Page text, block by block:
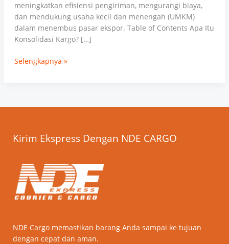
meningkatkan efisiensi pengiriman, mengurangi biaya,
dan mendukung usaha kecil dan menengah (UMKM)
dalam menembus pasar ekspor. Table of Contents Apa Itu
Konsolidasi Kargo? […]
Selengkapnya »
Kirim Ekspress Dengan NDE CARGO
NDE Cargo memastikan barang Anda sampai ke tujuan
dengan cepat dan aman.